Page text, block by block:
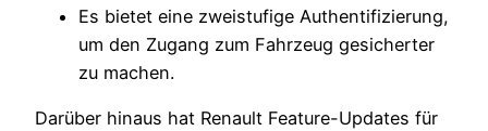
Es bietet eine zweistufige Authentifizierung,
um den Zugang zum Fahrzeug gesicherter
zu machen.
Darüber hinaus hat Renault Feature-Updates für